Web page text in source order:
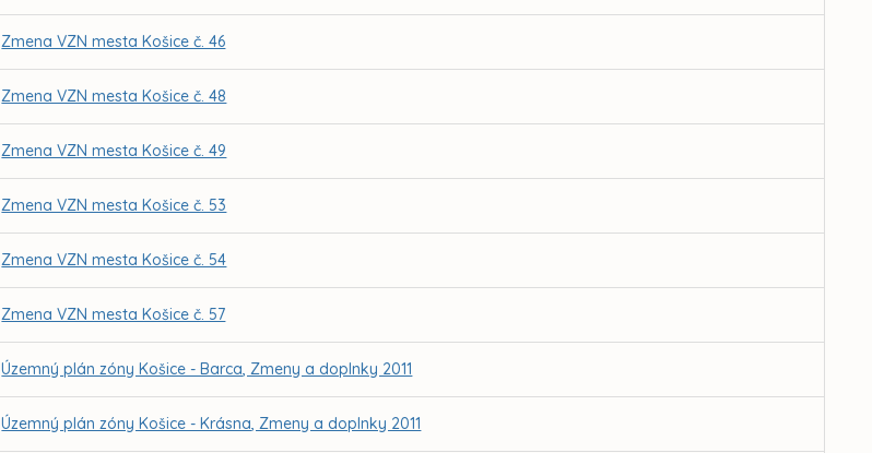
Zmena VZN mesta Košice č. 46
Zmena VZN mesta Košice č. 48
Zmena VZN mesta Košice č. 49
Zmena VZN mesta Košice č. 53
Zmena VZN mesta Košice č. 54
Zmena VZN mesta Košice č. 57
Územný plán zóny Košice - Barca, Zmeny a doplnky 2011
Územný plán zóny Košice - Krásna, Zmeny a doplnky 2011